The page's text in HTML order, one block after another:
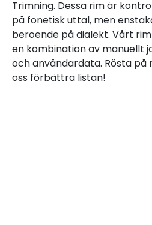
Trimning. Dessa rim är
på fonetisk uttal, men
beroende på dialekt. Vårt
en kombination av manuellt
och användardata. Rösta
oss förbättra listan!